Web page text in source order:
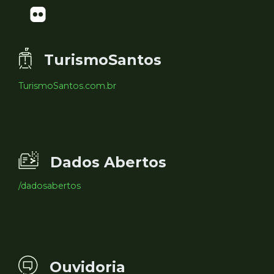
TurismoSantos
TurismoSantos.com.br
Dados Abertos
/dadosabertos
Ouvidoria